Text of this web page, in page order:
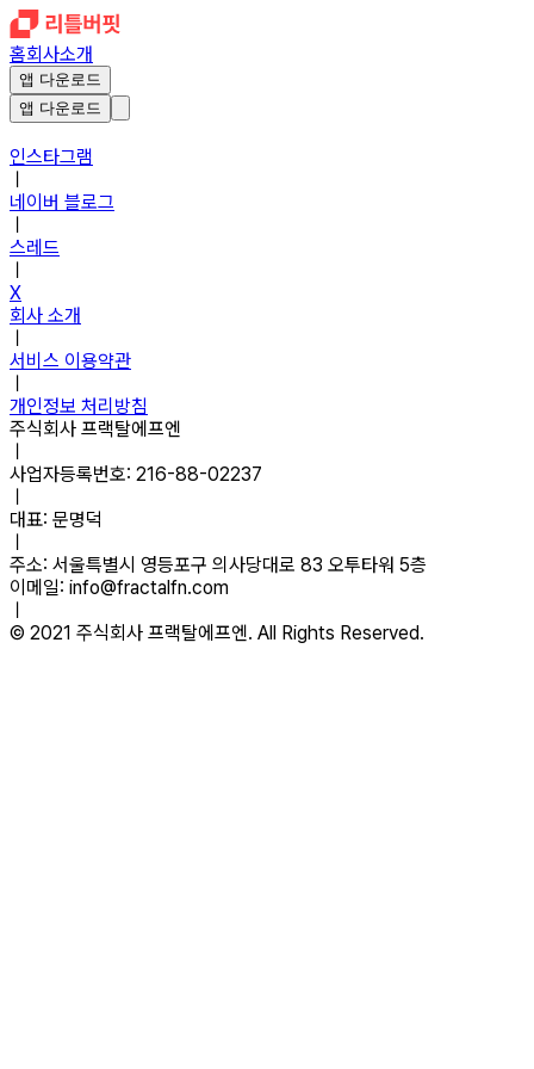
홈회사소개
앱 다운로드
앱 다운로드
인스타그램
ㅣ
네이버 블로그
ㅣ
스레드
ㅣ
X
회사 소개
ㅣ
서비스 이용약관
ㅣ
개인정보 처리방침
주식회사 프랙탈에프엔
ㅣ
사업자등록번호: 216-88-02237
ㅣ
대표: 문명덕
ㅣ
주소: 서울특별시 영등포구 의사당대로 83 오투타워 5층
이메일: info@fractalfn.com
ㅣ
© 2021 주식회사 프랙탈에프엔. All Rights Reserved.